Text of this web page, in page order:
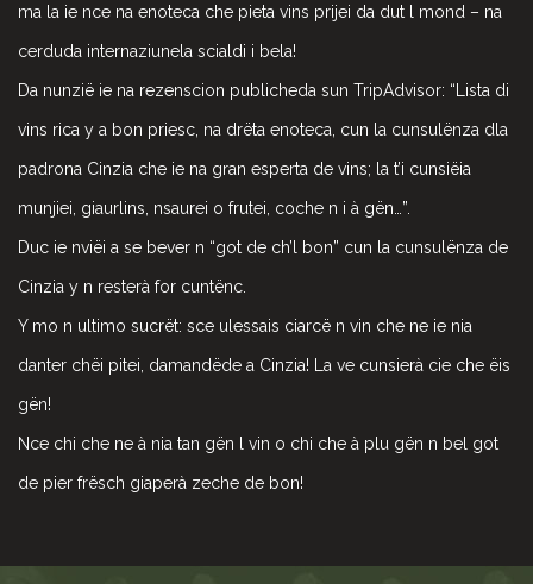
ma la ie nce na enoteca che pieta vins prijei da dut l mond – na
cerduda internaziunela scialdi i bela!
Da nunzië ie na rezenscion publicheda sun TripAdvisor: “Lista di
vins rica y a bon priesc, na drëta enoteca, cun la cunsulënza dla
padrona Cinzia che ie na gran esperta de vins; la t’i cunsiëia
munjiei, giaurlins, nsaurei o frutei, coche n i à gën…”.
Duc ie nviëi a se bever n “got de ch’l bon” cun la cunsulënza de
Cinzia y n resterà for cuntënc.
Y mo n ultimo sucrët: sce ulessais ciarcë n vin che ne ie nia
danter chëi pitei, damandëde a Cinzia! La ve cunsierà cie che ëis
gën!
Nce chi che ne à nia tan gën l vin o chi che à plu gën n bel got
de pier frësch giaperà zeche de bon!